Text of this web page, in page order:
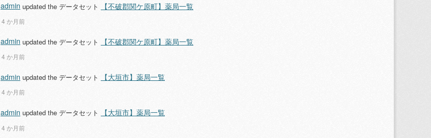
admin updated the データセット 【不破郡関ケ原町】薬局一覧
4 か月前
admin updated the データセット 【不破郡関ケ原町】薬局一覧
4 か月前
admin updated the データセット 【大垣市】薬局一覧
4 か月前
admin updated the データセット 【大垣市】薬局一覧
4 か月前